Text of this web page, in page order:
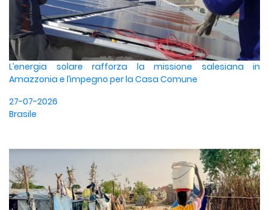
L’energia solare rafforza la missione salesiana in
Amazzonia e l’impegno per la Casa Comune
27-07-2026
Brasile